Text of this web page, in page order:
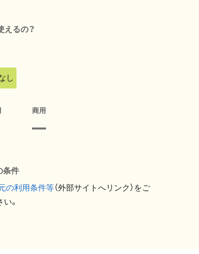
えるの？
し
商用
条件
の利用条件等（外部サイトへリンク）をご
。